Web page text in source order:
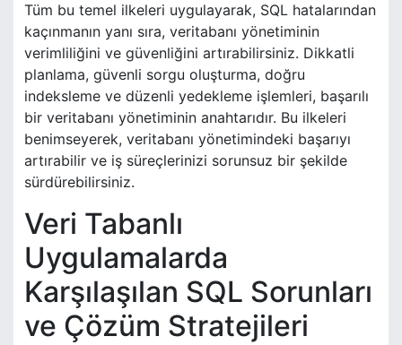
Tüm bu temel ilkeleri uygulayarak, SQL hatalarından
kaçınmanın yanı sıra, veritabanı yönetiminin
verimliliğini ve güvenliğini artırabilirsiniz. Dikkatli
planlama, güvenli sorgu oluşturma, doğru
indeksleme ve düzenli yedekleme işlemleri, başarılı
bir veritabanı yönetiminin anahtarıdır. Bu ilkeleri
benimseyerek, veritabanı yönetimindeki başarıyı
artırabilir ve iş süreçlerinizi sorunsuz bir şekilde
sürdürebilirsiniz.
Veri Tabanlı
Uygulamalarda
Karşılaşılan SQL Sorunları
ve Çözüm Stratejileri